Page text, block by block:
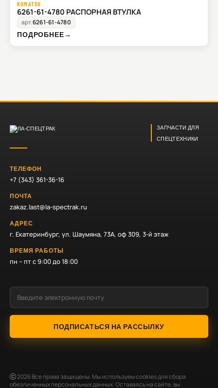
KOMATSU
6261-61-4780 РАСПОРНАЯ ВТУЛКА
арт.6261-61-4780
ПОДРОБНЕЕ→
ЗАПЧАСТИ ДЛЯ
СПЕЦТЕХНИКИ
ТЕЛЕФОН
+7 (343) 361-36-16
ПОЧТА
zakaz.last@la-spectrak.ru
АДРЕС
г. Екатеринбург, ул. Шаумяна, 73А, оф 309, 3-й этаж
ВРЕМЯ РАБОТЫ
пн – пт с 9:00 до 18:00
ПОДПИСАТЬСЯ НА РАССЫЛКУ
2026Все права защищены. Мы используем cookies для сбора
обезличенных персональных данных. Оставаясь на сайте, вы